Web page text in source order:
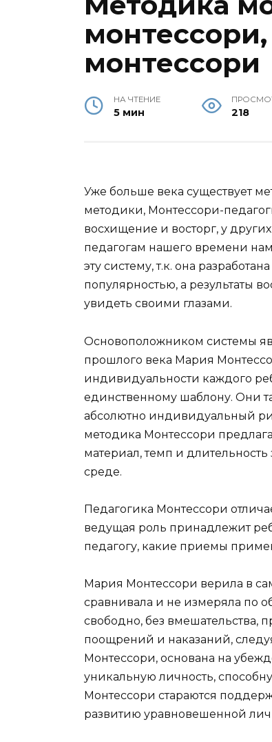
монтессори
НА ЧТЕНИЕ
5 мин 218
Уже больше века существует
методики, Монтессори-
восхищение и восторг, у
педагогам нашего времени
эту систему, т.к. она
популярностью, а результаты
увидеть своими глазами.
Основоположником системы
прошлого века Мария
индивидуальности каждого
единственному шаблону. Они
абсолютно индивидуальный
методика Монтессори
материал, темп и
среде.
Педагогика Монтессори
ведущая роль принадлежит
педагогу, какие приемы
Мария Монтессори верила в
сравнивала и не измеряла по
свободно, без вмешательства,
поощрений и наказаний,
Монтессори, основана на
уникальную личность,
Монтессори стараются
развитию уравновешенной